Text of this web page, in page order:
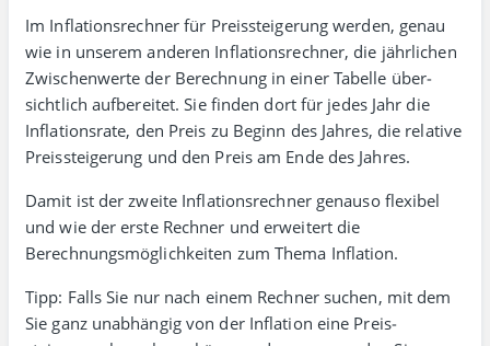
Im Inflationsrechner für Preis­steigerung werden, genau
wie in unserem anderen Inflations­rechner, die jähr­lichen
Zwischen­werte der Berech­nung in einer Tabelle über­
sicht­lich auf­be­rei­tet. Sie finden dort für jedes Jahr die
Inflations­rate, den Preis zu Beginn des Jahres, die rela­tive
Preis­steigerung und den Preis am Ende des Jahres.
Damit ist der zweite Inflations­rechner genauso flexibel
und wie der erste Rechner und erwei­tert die
Berechnungs­mög­lich­keiten zum Thema Inflation.
Tipp: Falls Sie nur nach einem Rechner suchen, mit dem
Sie ganz unab­hängig von der Inflation eine Preis­